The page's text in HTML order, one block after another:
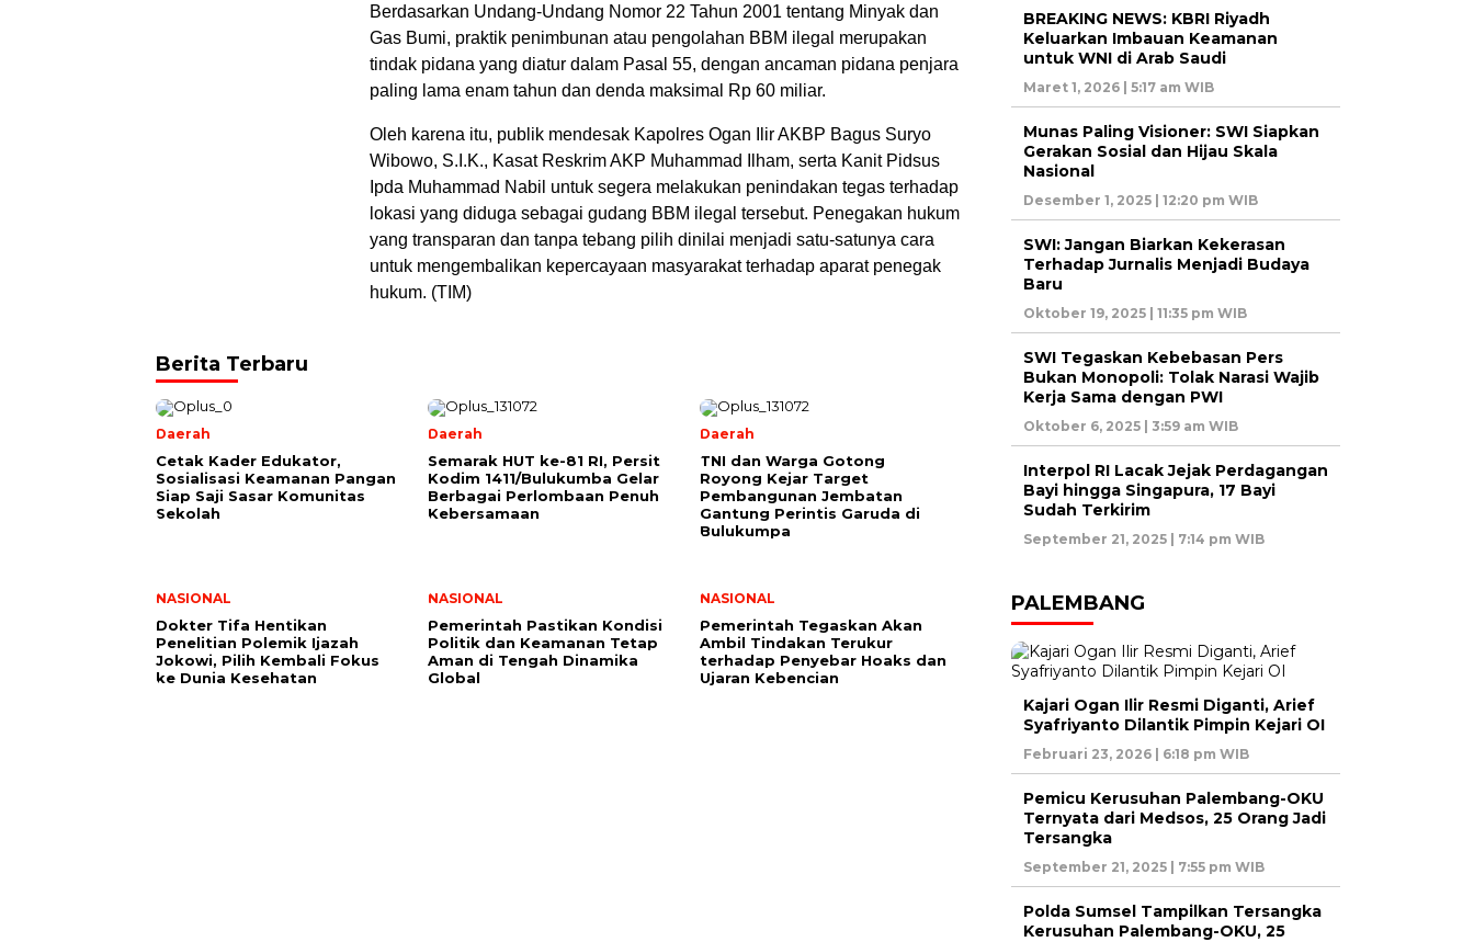
Berdasarkan Undang-Undang Nomor 22 Tahun 2001 tentang Minyak dan
Gas Bumi, praktik penimbunan atau pengolahan BBM ilegal merupakan
tindak pidana yang diatur dalam Pasal 55, dengan ancaman pidana penjara
paling lama enam tahun dan denda maksimal Rp 60 miliar.
Oleh karena itu, publik mendesak Kapolres Ogan Ilir AKBP Bagus Suryo
Wibowo, S.I.K., Kasat Reskrim AKP Muhammad Ilham, serta Kanit Pidsus
Ipda Muhammad Nabil untuk segera melakukan penindakan tegas terhadap
lokasi yang diduga sebagai gudang BBM ilegal tersebut. Penegakan hukum
yang transparan dan tanpa tebang pilih dinilai menjadi satu-satunya cara
untuk mengembalikan kepercayaan masyarakat terhadap aparat penegak
hukum. (TIM)
Berita Terbaru
Daerah
Cetak Kader Edukator,
Sosialisasi Keamanan Pangan
Siap Saji Sasar Komunitas
Sekolah
Daerah
Semarak HUT ke-81 RI, Persit
Kodim 1411/Bulukumba Gelar
Berbagai Perlombaan Penuh
Kebersamaan
Daerah
TNI dan Warga Gotong
Royong Kejar Target
Pembangunan Jembatan
Gantung Perintis Garuda di
Bulukumpa
NASIONAL
Dokter Tifa Hentikan
Penelitian Polemik Ijazah
Jokowi, Pilih Kembali Fokus
ke Dunia Kesehatan
NASIONAL
Pemerintah Pastikan Kondisi
Politik dan Keamanan Tetap
Aman di Tengah Dinamika
Global
NASIONAL
Pemerintah Tegaskan Akan
Ambil Tindakan Terukur
terhadap Penyebar Hoaks dan
Ujaran Kebencian
BREAKING NEWS: KBRI Riyadh
Keluarkan Imbauan Keamanan
untuk WNI di Arab Saudi
Maret 1, 2026 | 5:17 am WIB
Munas Paling Visioner: SWI Siapkan
Gerakan Sosial dan Hijau Skala
Nasional
Desember 1, 2025 | 12:20 pm WIB
SWI: Jangan Biarkan Kekerasan
Terhadap Jurnalis Menjadi Budaya
Baru
Oktober 19, 2025 | 11:35 pm WIB
SWI Tegaskan Kebebasan Pers
Bukan Monopoli: Tolak Narasi Wajib
Kerja Sama dengan PWI
Oktober 6, 2025 | 3:59 am WIB
Interpol RI Lacak Jejak Perdagangan
Bayi hingga Singapura, 17 Bayi
Sudah Terkirim
September 21, 2025 | 7:14 pm WIB
PALEMBANG
Kajari Ogan Ilir Resmi Diganti, Arief
Syafriyanto Dilantik Pimpin Kejari OI
Februari 23, 2026 | 6:18 pm WIB
Pemicu Kerusuhan Palembang-OKU
Ternyata dari Medsos, 25 Orang Jadi
Tersangka
September 21, 2025 | 7:55 pm WIB
Polda Sumsel Tampilkan Tersangka
Kerusuhan Palembang-OKU, 25